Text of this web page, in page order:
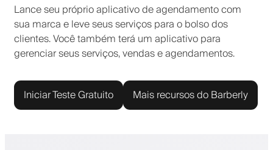
Lance seu próprio aplicativo de agendamento com
sua marca e leve seus serviços para o bolso dos
clientes. Você também terá um aplicativo para
gerenciar seus serviços, vendas e agendamentos.
Iniciar Teste Gratuito Mais recursos do Barberly